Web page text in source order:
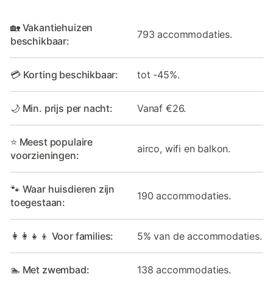
🏡 Vakantiehuizen
beschikbaar:
793 accommodaties.
💳 Korting beschikbaar: tot -45%.
🌙 Min. prijs per nacht: Vanaf €26.
⭐ Meest populaire
voorzieningen:
airco, wifi en balkon.
🐾 Waar huisdieren zijn
toegestaan:
190 accommodaties.
👩‍👩‍👧‍👦 Voor families: 5% van de accommodaties.
🏊 Met zwembad: 138 accommodaties.